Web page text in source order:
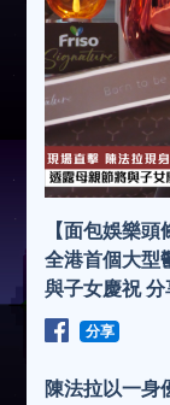
【面包娛樂
全港首個大型
與子女慶祝 分
分享
陳法拉以一身